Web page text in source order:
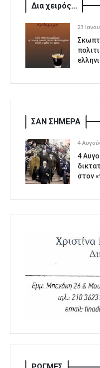
Δια χειρός...
23
ΣΑΝ ΣΗΜΕΡΑ
4
4
στον